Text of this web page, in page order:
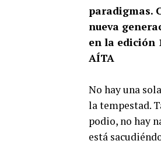
paradigmas.
nueva
en la edición
AÍTA
No hay una
la tempestad.
podio, no hay
está